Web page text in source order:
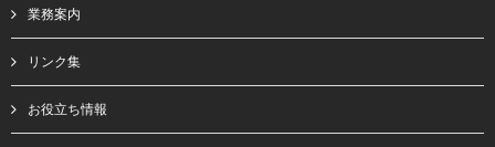
業務案内
リンク集
お役立ち情報